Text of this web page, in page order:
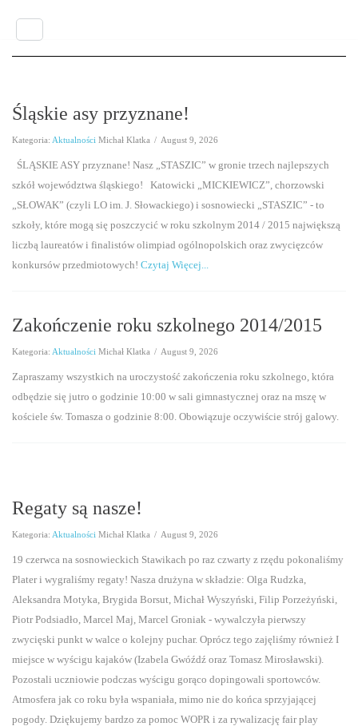
HOME
DLA KANDYDATÓW
KONKURSY
Z Energetyką w Przyszłość
2014/2015
2013/2014
Liceum
2013/2014
2012/2013
2011/2012
2010/2011
Śląskie asy przyznane!
Kategoria: Aktualności Michał Klatka / August 9, 2026
ŚLĄSKIE ASY przyznane! Nasz „STASZIC” w gronie trzech najlepszych
szkół województwa śląskiego! Katowicki „MICKIEWICZ”, chorzowski
„SŁOWAK” (czyli LO im. J. Słowackiego) i sosnowiecki „STASZIC” - to
szkoły, które mogą się poszczycić w roku szkolnym 2014 / 2015 największą
liczbą laureatów i finalistów olimpiad ogólnopolskich oraz zwycięzców
konkursów przedmiotowych! Czytaj Więcej...
Zakończenie roku szkolnego 2014/2015
Kategoria: Aktualności Michał Klatka / August 9, 2026
Zapraszamy wszystkich na uroczystość zakończenia roku szkolnego, która
odbędzie się jutro o godzinie 10:00 w sali gimnastycznej oraz na mszę w
kościele św. Tomasza o godzinie 8:00. Obowiązuje oczywiście strój galowy.
Regaty są nasze!
Kategoria: Aktualności Michał Klatka / August 9, 2026
19 czerwca na sosnowieckich Stawikach po raz czwarty z rzędu pokonaliśmy
Plater i wygraliśmy regaty! Nasza drużyna w składzie: Olga Rudzka,
Aleksandra Motyka, Brygida Borsut, Michał Wyszyński, Filip Porzeżyński,
Piotr Podsiadło, Marcel Maj, Marcel Groniak - wywalczyła pierwszy
zwycięski punkt w walce o kolejny puchar. Oprócz tego zajęliśmy również I
miejsce w wyścigu kajaków (Izabela Gwóźdź oraz Tomasz Mirosławski).
Pozostali uczniowie podczas wyścigu gorąco dopingowali sportowców.
Atmosfera jak co roku była wspaniała, mimo nie do końca sprzyjającej
pogody. Dziękujemy bardzo za pomoc WOPR i za rywalizację fair play